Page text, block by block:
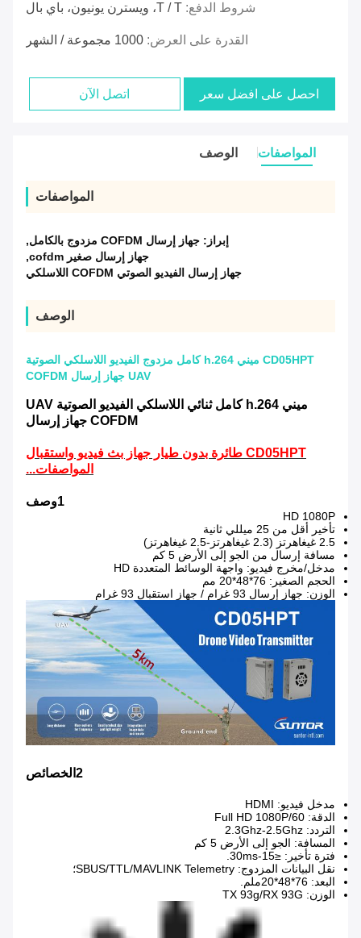
شروط الدفع: T / T، ويسترن يونيون، باي بال
القدرة على العرض: 1000 مجموعة / الشهر
احصل على افضل سعر اتصل الآن
المواصفات الوصف
المواصفات
إبراز: جهاز إرسال COFDM مزدوج بالكامل
,
جهاز إرسال صغير cofdm
,
جهاز إرسال الفيديو الصوتي COFDM اللاسلكي
الوصف
CD05HPT ميني h.264 كامل مزدوج الفيديو اللاسلكي الصوتية
UAV جهاز إرسال COFDM
ميني h.264 كامل ثنائي اللاسلكي الفيديو الصوتية UAV
COFDM جهاز إرسال
CD05HPT طائرة بدون طيار جهاز بث فيديو واستقبال
المواصفات...
1وصف
HD 1080P
تأخير أقل من 25 ميللي ثانية
2.5 غيغاهرتز (2.3 غيغاهرتز-2.5 غيغاهرتز)
مسافة إرسال من الجو إلى الأرض 5 كم
مدخل/مخرج فيديو: واجهة الوسائط المتعددة HD
الحجم الصغير: 76*48*20 مم
الوزن: جهاز إرسال 93 غرام / جهاز استقبال 93 غرام
2الخصائص
مدخل فيديو: HDMI
الدقة: Full HD 1080P/60
التردد: 2.3Ghz-2.5Ghz
المسافة: الجو إلى الأرض 5 كم
فترة تأخير: ≤15-30ms.
نقل البيانات المزدوج: SBUS/TTL/MAVLINK Telemetry؛
البعد: 76*48*20ملم.
الوزن: TX 93g/RX 93G